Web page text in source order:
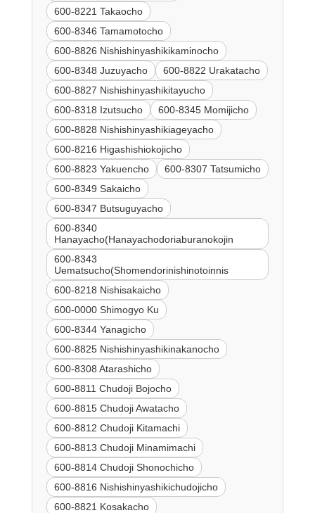
600-8221 Takaocho
600-8346 Tamamotocho
600-8826 Nishishinyashikikaminocho
600-8348 Juzuyacho
600-8822 Urakatacho
600-8827 Nishishinyashikitayucho
600-8318 Izutsucho
600-8345 Momijicho
600-8828 Nishishinyashikiageyacho
600-8216 Higashishiokojicho
600-8823 Yakuencho
600-8307 Tatsumicho
600-8349 Sakaicho
600-8347 Butsuguyacho
600-8340
Hanayacho(Hanayachodoriaburanokojin
600-8343
Uematsucho(Shomendorinishinotoinnis
600-8218 Nishisakaicho
600-0000 Shimogyo Ku
600-8344 Yanagicho
600-8825 Nishishinyashikinakanocho
600-8308 Atarashicho
600-8811 Chudoji Bojocho
600-8815 Chudoji Awatacho
600-8812 Chudoji Kitamachi
600-8813 Chudoji Minamimachi
600-8814 Chudoji Shonochicho
600-8816 Nishishinyashikichudojicho
600-8821 Kosakacho